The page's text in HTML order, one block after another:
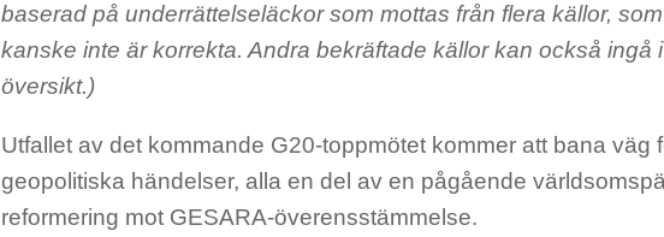
baserad på underrättelseläckor som mottas från flera källor,
kanske inte är korrekta. Andra bekräftade källor kan också ingå
översikt.)
Utfallet av det kommande G20-toppmötet kommer att bana väg
geopolitiska händelser, alla en del av en pågående
reformering mot GESARA-överensstämmelse.